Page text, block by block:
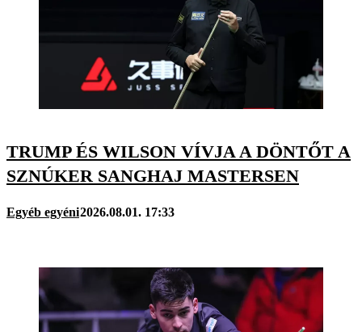
TRUMP ÉS WILSON VÍVJA A DÖNTŐT A
SZNÚKER SANGHAJ MASTERSEN
Egyéb egyéni2026.08.01. 17:33